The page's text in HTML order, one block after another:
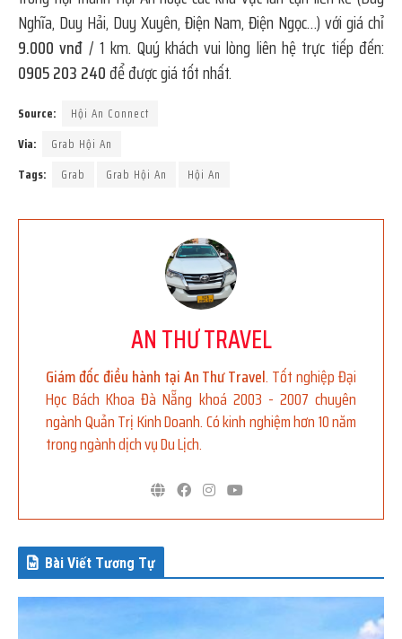
Nghĩa, Duy Hải, Duy Xuyên, Điện Nam, Điện Ngọc…) với giá chỉ
9.000 vnđ / 1 km. Quý khách vui lòng liên hệ trực tiếp đến:
0905 203 240 để được giá tốt nhất.
Source: Hội An Connect
Via: Grab Hội An
Tags: Grab Grab Hội An Hội An
AN THƯ TRAVEL
Giám đốc điều hành tại An Thư Travel. Tốt nghiệp Đại
Học Bách Khoa Đà Nẵng khoá 2003 - 2007 chuyên
ngành Quản Trị Kinh Doanh. Có kinh nghiệm hơn 10 năm
trong ngành dịch vụ Du Lịch.
Bài Viết Tương Tự